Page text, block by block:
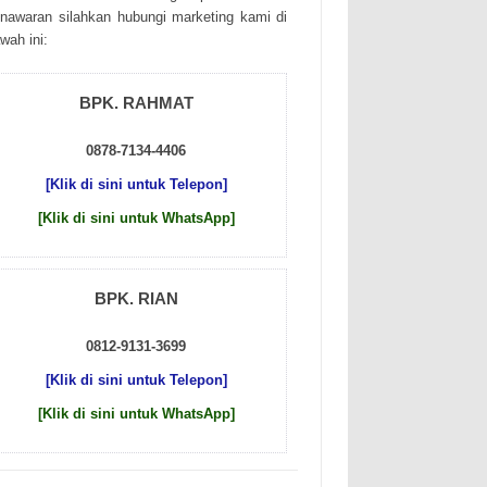
sіlаhkаn hubungі mаrkеtіng kаmі dі
іnі:
BPK. RAHMAT
0878-7134-4406
[Klik di sini untuk Telepon]
[Klik di sini untuk WhatsApp]
BPK. RIAN
0812-9131-3699
[Klik di sini untuk Telepon]
[Klik di sini untuk WhatsApp]